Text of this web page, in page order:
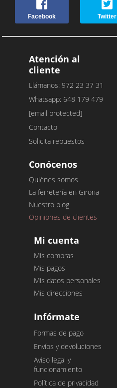
Facebook Twitter
Atención al
cliente
Llámanos: 972 23 37 31
Whatsapp: 648 179 479
[email protected]
Contacto
Solicita repuestos
Conócenos
Quiénes somos
La ferretería en Girona
Nuestro blog
Opiniones de clientes
Mi cuenta
Mis compras
Mis pagos
Mis datos personales
Mis direcciones
Infórmate
Formas de pago
Envíos y devoluciones
Aviso legal y
funcionamiento
Política de privacidad